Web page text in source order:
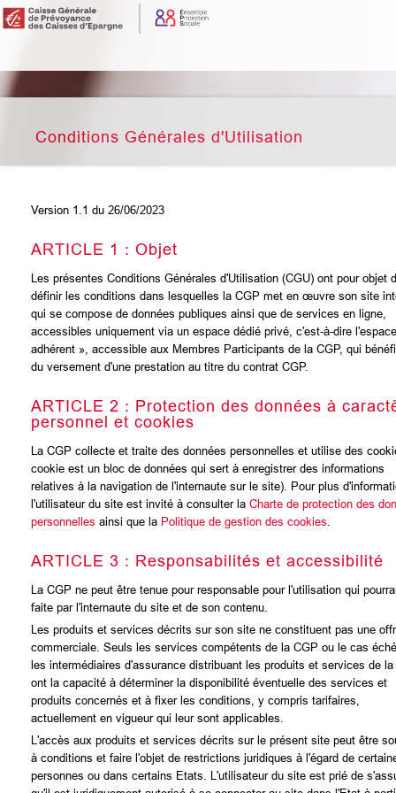
Conditions Générales d'Utilisation
Version 1.1 du 26/06/2023
ARTICLE 1 : Objet
Les présentes Conditions Générales d'Utilisation (CGU) ont pour objet
définir les conditions dans lesquelles la CGP met en œuvre son site
qui se compose de données publiques ainsi que de services en ligne,
accessibles uniquement via un espace dédié privé, c'est-à-dire
adhérent », accessible aux Membres Participants de la CGP, qui
du versement d'une prestation au titre du contrat CGP.
ARTICLE 2 : Protection des données à
personnel et cookies
La CGP collecte et traite des données personnelles et utilise des
cookie est un bloc de données qui sert à enregistrer des informations
relatives à la navigation de l'internaute sur le site). Pour plus
l'utilisateur du site est invité à consulter la Charte de protection des
personnelles ainsi que la Politique de gestion des cookies
ARTICLE 3 : Responsabilités et accessibilité
La CGP ne peut être tenue pour responsable pour l'utilisation qui
faite par l'internaute du site et de son contenu.
Les produits et services décrits sur son site ne constituent pas une
commerciale. Seuls les services compétents de la CGP ou le cas
les intermédiaires d'assurance distribuant les produits et services de la
ont la capacité à déterminer la disponibilité éventuelle des services et
produits concernés et à fixer les conditions, y compris tarifaires,
actuellement en vigueur qui leur sont applicables.
L'accès aux produits et services décrits sur le présent site peut être
à conditions et faire l'objet de restrictions juridiques à l'égard de
personnes ou dans certains Etats. L'utilisateur du site est prié de